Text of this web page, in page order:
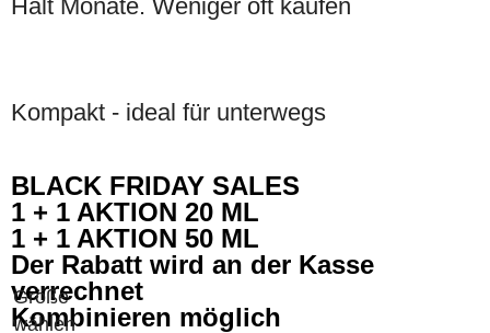
Hält Monate. Weniger oft kaufen
Kompakt - ideal für unterwegs
BLACK FRIDAY SALES
1 + 1 AKTION 20 ML
1 + 1 AKTION 50 ML
Der Rabatt wird an der Kasse
verrechnet
Kombinieren möglich